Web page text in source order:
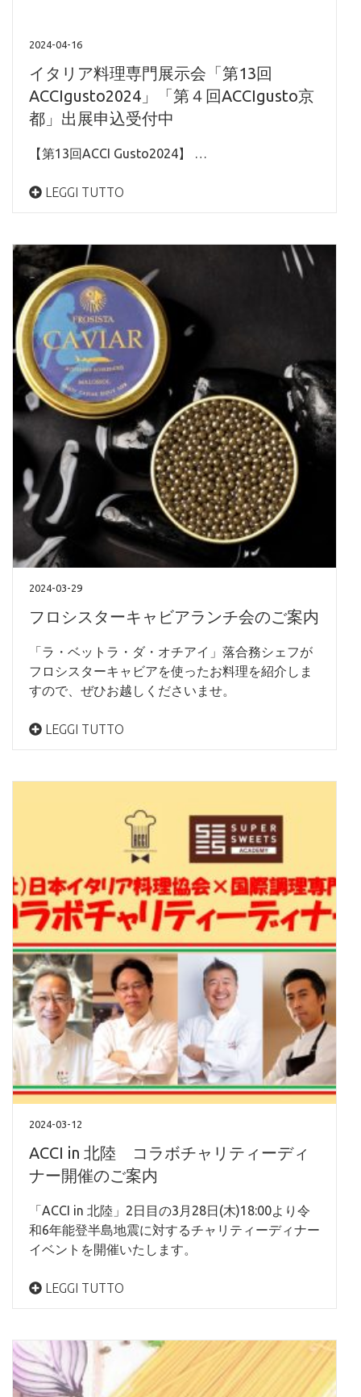
2024-04-16
イタリア料理専門展示会「第13回
ACCIgusto2024」「第４回ACCIgusto京
都」出展申込受付中
【第13回ACCI Gusto2024】 …
LEGGI TUTTO
2024-03-29
フロシスターキャビアランチ会のご案内
「ラ・ベットラ・ダ・オチアイ」落合務シェフが
フロシスターキャビアを使ったお料理を紹介しま
すので、ぜひお越しくださいませ。
LEGGI TUTTO
2024-03-12
ACCI in 北陸 コラボチャリティーディ
ナー開催のご案内
「ACCI in 北陸」2日目の3月28日(木)18:00より令
和6年能登半島地震に対するチャリティーディナー
イベントを開催いたします。
LEGGI TUTTO